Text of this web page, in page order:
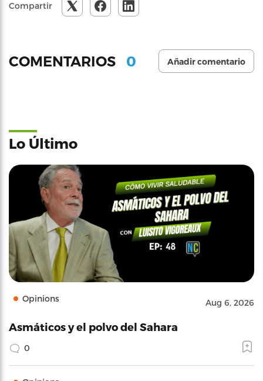
Compartir
COMENTARIOS 0 Añadir comentario
Lo Último
Opinions Aug 6, 2026
Asmáticos y el polvo del Sahara
0